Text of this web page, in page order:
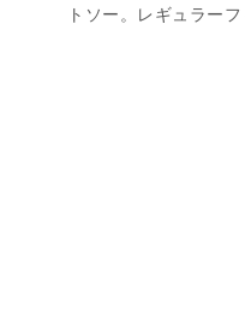
トソー。レギュラー